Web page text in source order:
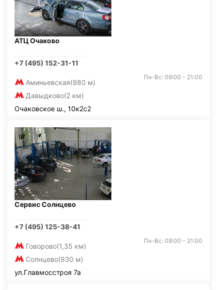
АТЦ Очаково
+7 (495) 152-31-11
Аминьевская(980 м)
Давыдково(2 км)
Пн-Вс: 09:00 - 21:00
Очаковское ш., 10к2с2
Сервис Солнцево
+7 (495) 125-38-41
Говорово(1,35 км)
Солнцево(930 м)
Пн-Вс: 09:00 - 21:00
ул.Главмосстроя 7а